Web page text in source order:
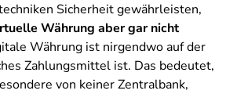
Sicherheit gewährleisten,
Währung aber gar nicht
Währung ist nirgendwo auf der
Zahlungsmittel ist. Das bedeutet,
von keiner Zentralbank,